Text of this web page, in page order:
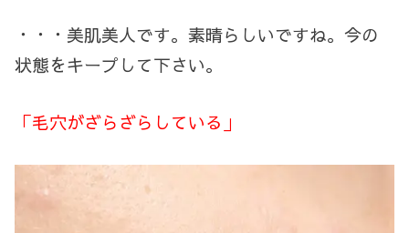
・・・美肌美人です。素晴らしいですね。今の
状態をキープして下さい。
「毛穴がざらざらしている」